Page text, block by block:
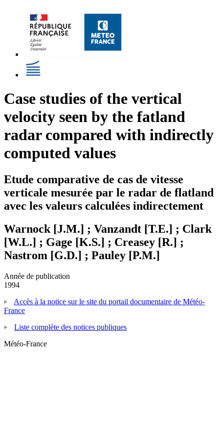
Case studies of the vertical
velocity seen by the fatland
radar compared with indirectly
computed values
Etude comparative de cas de vitesse
verticale mesurée par le radar de flatland
avec les valeurs calculées indirectement
Warnock [J.M.] ; Vanzandt [T.E.] ; Clark
[W.L.] ; Gage [K.S.] ; Creasey [R.] ;
Nastrom [G.D.] ; Pauley [P.M.]
Année de publication
1994
Accès à la notice sur le site du portail documentaire de Météo-
France
Liste complète des notices publiques
Météo-France